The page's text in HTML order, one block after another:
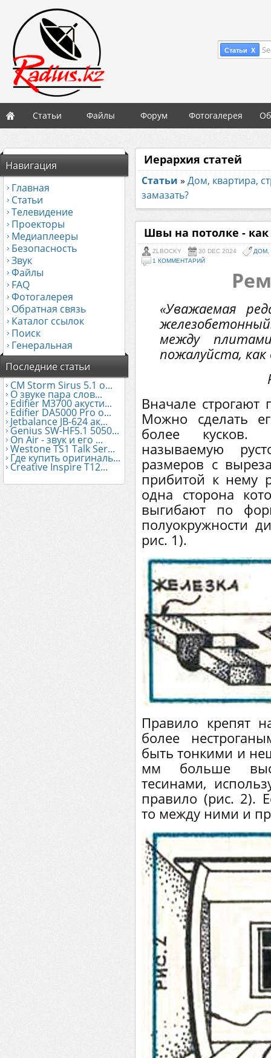
Статьи X
Статьи Файлы Форум Фотогалерея
Навигация
Главная
Статьи
Телевидение
Проекторы
Медиаплееры
Безопасность
Звук
Файлы
FAQ
Фотогалерея
Обратная связь
Каталог ссылок
Поиск
Генеральная
Последние статьи
CM Storm Sirus 5.1 о...
О звуке пара слов...
Edifier М3700 акусти...
Edifier DA5000 Pro о...
Jetbalance JB-624 ак...
Genius SW-HF5.1 5050...
On Air - звук и его ...
Westone TS1 Talk Ser...
Где купить оригиналь...
Creative Inspire T12...
Иерархия статей
Статьи » Дом, квартира,
замазать?
Швы на потолке - как
ZLBOCKY 30 DEC 2024
ДОМ,
1 КОММЕНТАРИЙ
«Уважаемая
между
пожалуйста,
Вначале строгают
Можно сделать
более кусков.
называемую
размеров с
прибитой к нему
одна сторона
выгибают по
полуокружности
рис. 1).
Правило крепят
более
быть тонкими и
мм больше
тесинами,
правило (рис. 2).
то между ними и